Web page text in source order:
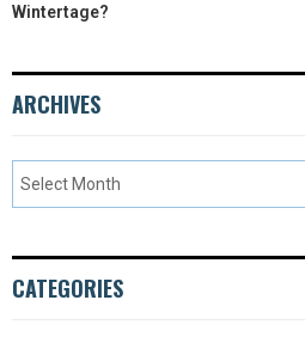
Wintertage?
ARCHIVES
CATEGORIES